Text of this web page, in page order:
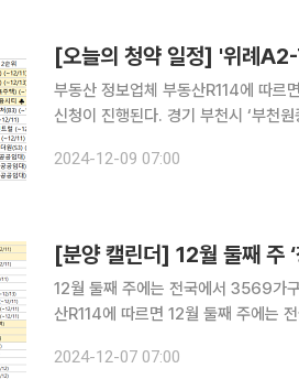
[오늘의 청약 일정] '위례
부동산 정보업체 부동산R114에 따르
신청이 진행된다. 경기 부천시 ‘부천원종A1’(행복주택)과 성남시 ‘위례A2-7신혼희망타운’(행복주
로베스티뉴’, 파주시 ‘문산역3차동문
2024-12-09 07:00
[분양 캘린더] 12월 둘째 주
12월 둘째 주에는 전국에서 3569가구가 분양에 나선다. ◇청약
산R114에 따르면 12월 둘째 주에는
동 ‘e편한세상 동인천 베이프런트’ 등
2024-12-07 07:00